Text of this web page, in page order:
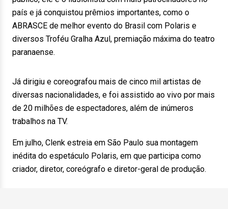
país e já conquistou prêmios importantes, como o
ABRASCE de melhor evento do Brasil com Polaris e
diversos Troféu Gralha Azul, premiação máxima do teatro
paranaense.
Já dirigiu e coreografou mais de cinco mil artistas de
diversas nacionalidades, e foi assistido ao vivo por mais
de 20 milhões de espectadores, além de inúmeros
trabalhos na TV.
Em julho, Clenk estreia em São Paulo sua montagem
inédita do espetáculo Polaris, em que participa como
criador, diretor, coreógrafo e diretor-geral de produção.